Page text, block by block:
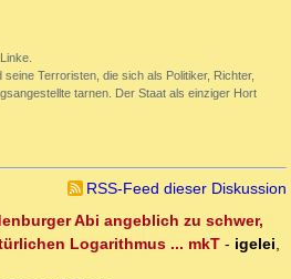
Terroristen, die sich als Politiker, Richter,
tarnen. Der Staat als einziger Hort
RSS-Feed dieser Diskussion
Abi angeblich zu schwer,
Logarithmus ... mkT - igelei,